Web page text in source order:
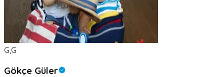
G,G
Gökçe Güler